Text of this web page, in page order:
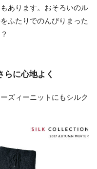
あります。おそろいのル
ふたりでのんびりまった
らに心地よく
ズィーニットにもシルク